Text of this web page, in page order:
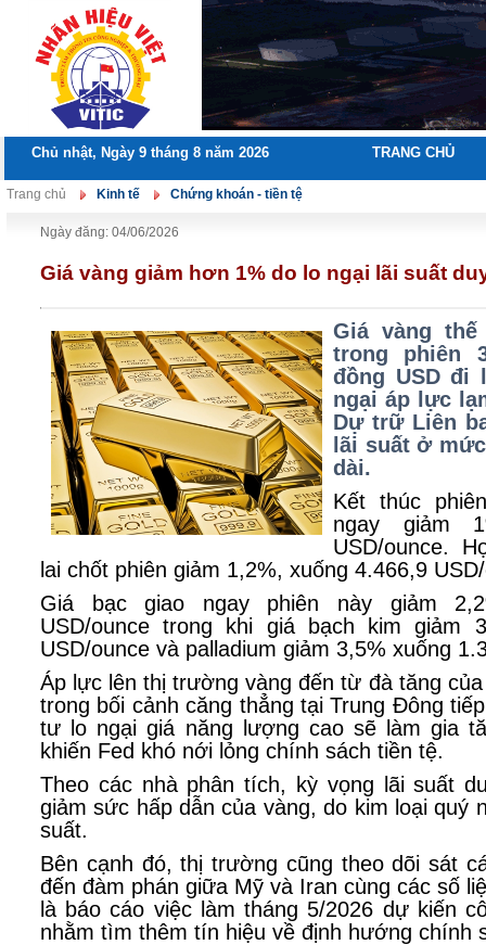
Chủ nhật, Ngày 9 tháng 8 năm 2026 TRANG CHỦ
Trang chủ Kinh tế Chứng khoán - tiền tệ
Ngày đăng: 04/06/2026
Giá vàng giảm hơn 1% do lo ngại lãi suất
Giá vàng
trong phiên
đồng USD đi
ngại áp lực
Dự trữ Liên
lãi suất ở
dài.
Kết thúc
ngay giảm
USD/ounce.
lai chốt phiên giảm 1,2%, xuống 4.466,9
Giá bạc giao ngay phiên này giảm
USD/ounce trong khi giá bạch kim giảm
USD/ounce và palladium giảm 3,5% xuống
Áp lực lên thị trường vàng đến từ đà tăng
trong bối cảnh căng thẳng tại Trung Đông
tư lo ngại giá năng lượng cao sẽ làm gia
khiến Fed khó nới lỏng chính sách tiền tệ.
Theo các nhà phân tích, kỳ vọng lãi suất
giảm sức hấp dẫn của vàng, do kim loại quý
suất.
Bên cạnh đó, thị trường cũng theo dõi sát
đến đàm phán giữa Mỹ và Iran cùng các số
là báo cáo việc làm tháng 5/2026 dự kiến
nhằm tìm thêm tín hiệu về định hướng chính